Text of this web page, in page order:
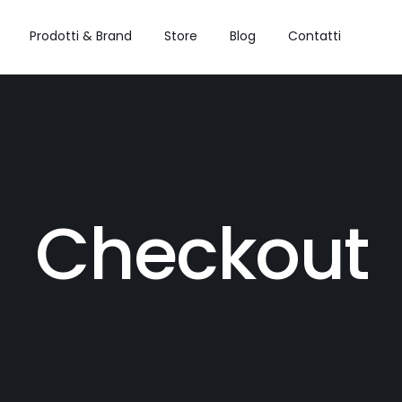
Prodotti & Brand Store Blog Contatti
Checkout